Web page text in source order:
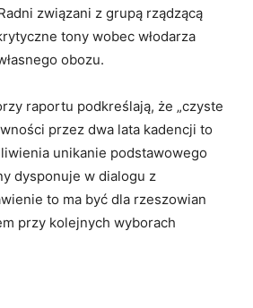
związani z grupą rządzącą
tony wobec włodarza
obozu.
raportu podkreślają, że „czyste
przez dwa lata kadencji to
unikanie podstawowego
dysponuje w dialogu z
to ma być dla rzeszowian
przy kolejnych wyborach